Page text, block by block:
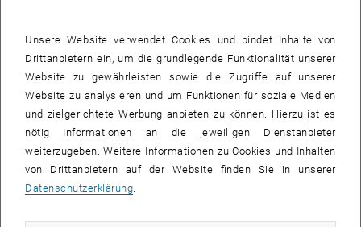
aktuellen Ein- und Überblick an der TU Wien zu verschaffen, neue
KollegInnen kennenzulernen und Teilbereiche genauer unter die
Wollten Sie immer schon einmal wissen, was/wie/wo an anderen
Fakultäten geforscht wird? Interessiert es Sie, wie der typische
der Besuche in den Fachbereichen haben Sie die Gelegenheit das
Unsere Website verwendet Cookies und bindet Inhalte von
Drittanbietern ein, um die grundlegende Funktionalität unserer
Website zu gewährleisten sowie die Zugriffe auf unserer
Website zu analysieren und um Funktionen für soziale Medien
und zielgerichtete Werbung anbieten zu können. Hierzu ist es
nötig Informationen an die jeweiligen Dienstanbieter
weiterzugeben. Weitere Informationen zu Cookies und Inhalten
von Drittanbietern auf der Website finden Sie in unserer
Datenschutzerklärung